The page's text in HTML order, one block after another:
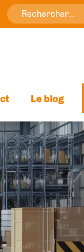
Le blog